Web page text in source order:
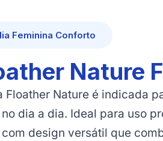
Feminina Conforto
Nature
Nature é indicada
dia a dia. Ideal para uso
design versátil que